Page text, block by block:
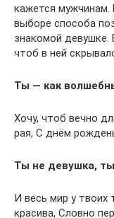
кажется
выборе способа
знакомой девушке.
чтоб в ней
Ты — как
Хочу, чтоб вечно
рая, С днём
Ты не девушка,
И весь мир у
красива, Словно